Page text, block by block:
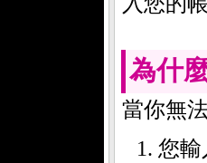
為什
當你無
您輸